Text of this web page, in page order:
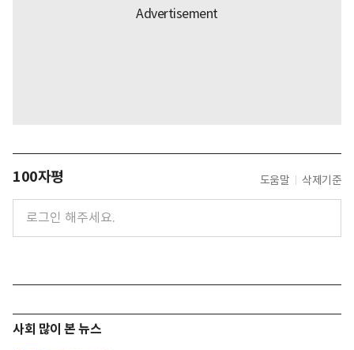
100자평 도움말 삭제기준
사회 많이 본 뉴스